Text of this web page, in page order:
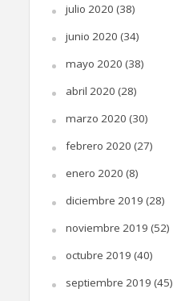
julio 2020 (38)
junio 2020 (34)
mayo 2020 (38)
abril 2020 (28)
marzo 2020 (30)
febrero 2020 (27)
enero 2020 (8)
diciembre 2019 (28)
noviembre 2019 (52)
octubre 2019 (40)
septiembre 2019 (45)